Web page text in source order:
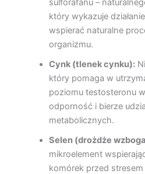
sulforafanu –
który wykazuje
wspierać naturalne
organizmu.
Cynk (tlenek cynku):
który pomaga w
poziomu testosteronu
odporność i bierze
metabolicznych.
Selen (drożdże
mikroelement
komórek przed